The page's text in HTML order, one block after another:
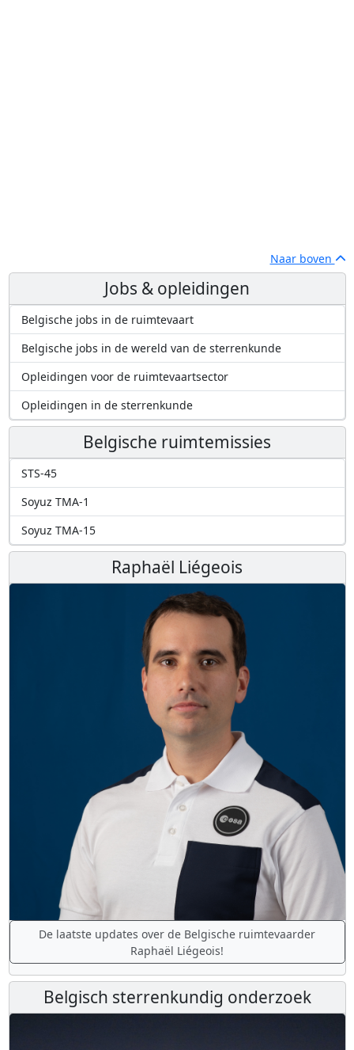
Naar boven
Jobs & opleidingen
Belgische jobs in de ruimtevaart
Belgische jobs in de wereld van de sterrenkunde
Opleidingen voor de ruimtevaartsector
Opleidingen in de sterrenkunde
Belgische ruimtemissies
STS-45
Soyuz TMA-1
Soyuz TMA-15
Raphaël Liégeois
De laatste updates over de Belgische ruimtevaarder
Raphaël Liégeois!
Belgisch sterrenkundig onderzoek